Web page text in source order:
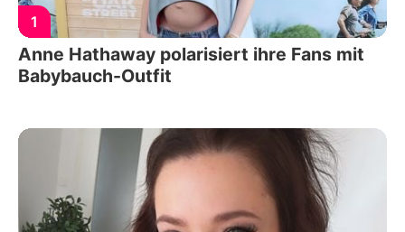
1
Anne Hathaway polarisiert ihre Fans mit
Babybauch-Outfit